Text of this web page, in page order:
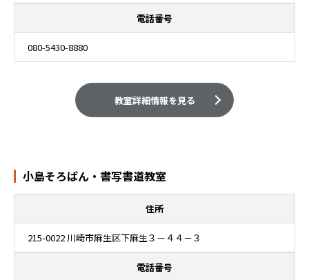
電話番号
080-5430-8880
教室詳細情報を見る
小島そろばん・書写書道教室
住所
215-0022 川崎市麻生区下麻生３－４４－３
電話番号